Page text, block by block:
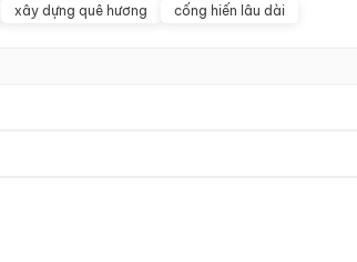
xây dựng quê hương
cống hiến lâu dài